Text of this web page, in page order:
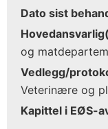
Dato sist
og
Vedlegg/
Veterinære og
Kapittel i EØS-